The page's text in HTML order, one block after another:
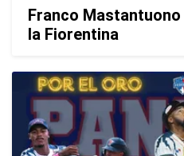
Franco
la Fiorentina